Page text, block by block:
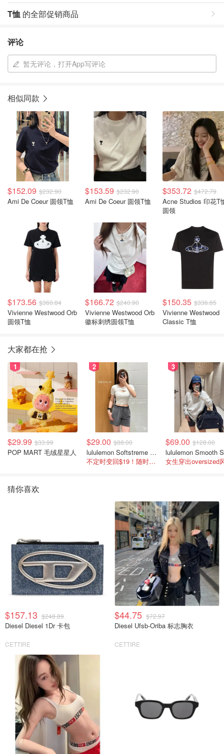
T恤 的全部促销商品
评论
暂无评论，打开App写评论
相似同款
$152.09 $232.90
Ami De Coeur 圆领T恤
$153.59 $232.90
Ami De Coeur 圆领T恤
$353.72 $472.79
Acne Studios 印花T
圆领
$173.56 $360.84
Vivienne Westwood Orb
圆领T恤
$166.72 $240.90
Vivienne Westwood Orb
徽标刺绣圆领T恤
$150.35 $336.85
Vivienne Westwood
Classic T恤
大家都在抢
1
$29.99 $33.99
POP MART 毛绒星星人
2
$29.00 $88.00
lululemon Softstreme 女士高腰短裤 10cm
不定时变回$19！随时点进来看
3
$69.00 $128.00
女生穿出oversized
猜你喜欢
$157.13 $248.89
Diesel Diesel 1Dr 卡包
CETTIRE
$44.75 $72.97
Diesel Ufsb-Oriba 标志胸衣
CETTIRE